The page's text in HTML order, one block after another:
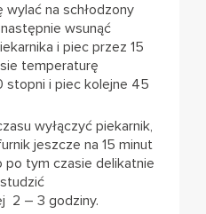
wylać na schłodzony
wsunąć
i piec przez 15
temperaturę
stopni i piec kolejne 45
wyłączyć piekarnik,
jeszcze na 15 minut
po tym czasie delikatnie
2 – 3 godziny.